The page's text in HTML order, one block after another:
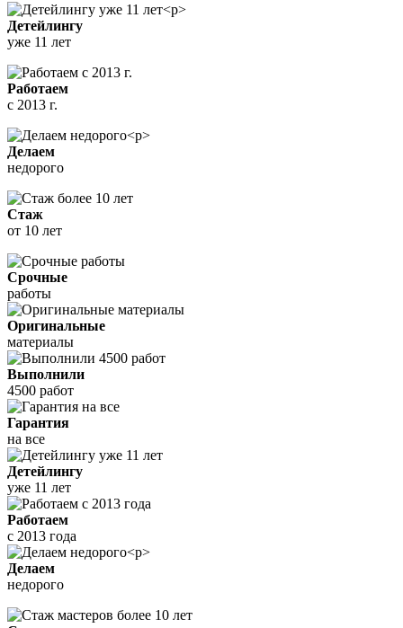
Детейлингу
уже 11 лет
Работаем
с 2013 г.
Делаем
недорого
Стаж
от 10 лет
Срочные
работы
Оригинальные
материалы
Выполнили
4500 работ
Гарантия
на все
Детейлингу
уже 11 лет
Работаем
с 2013 года
Делаем
недорого